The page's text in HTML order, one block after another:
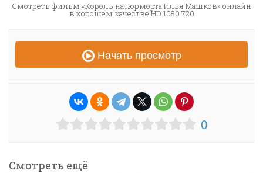
Смотреть фильм «Король натюрморта Илья Машков» онлайн
в хорошем качестве HD 1080 720
Начать просмотр
0
Смотреть ещё